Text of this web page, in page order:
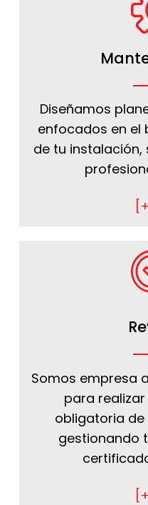
Diseñamos
enfocados en el
de tu
Somos empresa
para
obligatoria
gestionando